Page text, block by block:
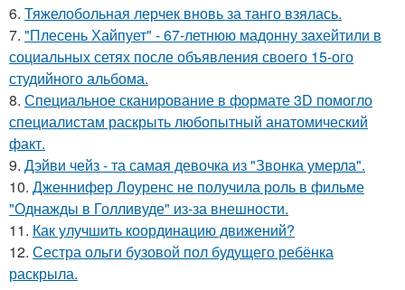
6. Тяжелобольная лерчек вновь за танго взялась.
7. "Плесень Хайпует" - 67-летнюю мадонну захейтили в
социальных сетях после объявления своего 15-ого
студийного альбома.
8. Специальное сканирование в формате 3D помогло
специалистам раскрыть любопытный анатомический
факт.
9. Дэйви чейз - та самая девочка из "Звонка умерла".
10. Дженнифер Лоуренс не получила роль в фильме
"Однажды в Голливуде" из-за внешности.
11. Как улучшить координацию движений?
12. Сестра ольги бузовой пол будущего ребёнка
раскрыла.